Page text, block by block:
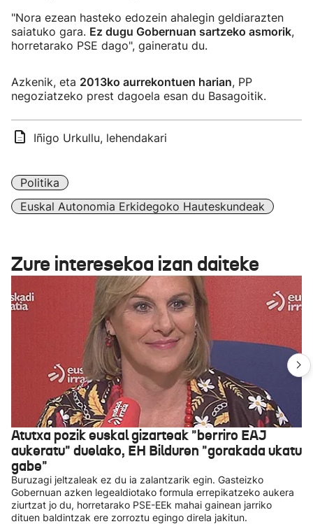
"Nora ezean hasteko edozein ahalegin geldiarazten
saiatuko gara. Ez dugu Gobernuan sartzeko asmorik,
horretarako PSE dago", gaineratu du.
Azkenik, eta 2013ko aurrekontuen harian, PP
negoziatzeko prest dagoela esan du Basagoitik.
Iñigo Urkullu, lehendakari
Politika
Euskal Autonomia Erkidegoko Hauteskundeak
Zure interesekoa izan daiteke
Atutxa pozik euskal gizarteak "berriro EAJ
aukeratu" duelako, EH Bilduren "gorakada ukatu
gabe"
Buruzagi jeltzaleak ez du ia zalantzarik egin. Gasteizko
Gobernuan azken legealdiotako formula errepikatzeko aukera
ziurtzat jo du, horretarako PSE-EEk mahai gainean jarriko
dituen baldintzak ere zorroztu egingo direla jakitun.